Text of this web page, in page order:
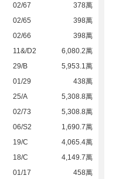
02/67
378萬
02/65
398萬
02/66
398萬
11&/D2
6,080.2萬
29/B
5,953.1萬
01/29
438萬
25/A
5,308.8萬
02/73
5,308.8萬
06/S2
1,690.7萬
19/C
4,065.4萬
18/C
4,149.7萬
01/17
458萬